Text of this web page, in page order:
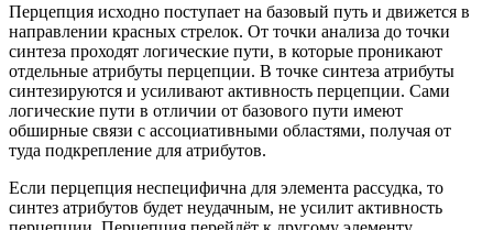
Перцепция исходно поступает на базовый путь и движется в
направлении красных стрелок. От точки анализа до точки
синтеза проходят логические пути, в которые проникают
отдельные атрибуты перцепции. В точке синтеза атрибуты
синтезируются и усиливают активность перцепции. Сами
логические пути в отличии от базового пути имеют
обширные связи с ассоциативными областями, получая от
туда подкрепление для атрибутов.
Если перцепция неспецифична для элемента рассудка, то
синтез атрибутов будет неудачным, не усилит активность